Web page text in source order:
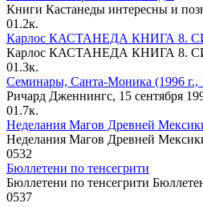
Книги Кастанеды интересны и
01.2к.
Карлос КАСТАНЕДА КНИГА 8.
Карлос КАСТАНЕДА КНИГА 8.
01.3к.
Семинары, Санта-Моника (1996 г.,
Ричард Дженнингс, 15 сентября
01.7к.
Неделания Магов Древней
Неделания Магов Древней
0532
Бюллетени по тенсегрити
Бюллетени по тенсегрити
0537